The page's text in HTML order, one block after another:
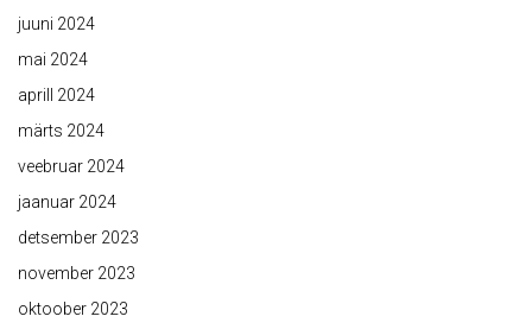
juuni 2024
mai 2024
aprill 2024
märts 2024
veebruar 2024
jaanuar 2024
detsember 2023
november 2023
oktoober 2023